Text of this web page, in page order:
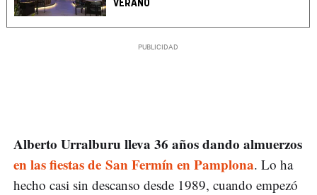
VERANO
Alberto Urralburu lleva 36 años dando almuerzos
en las fiestas de San Fermín en Pamplona. Lo ha
hecho casi sin descanso desde 1989, cuando empezó